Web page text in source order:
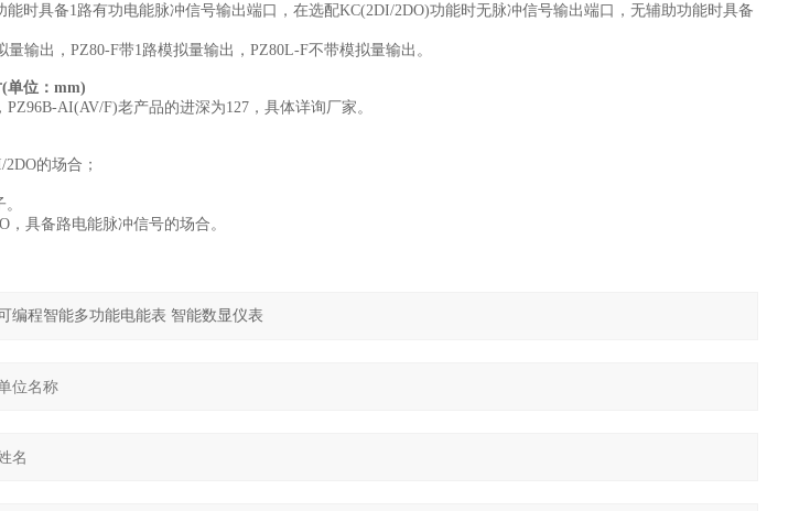
时具备1路有功电能脉冲信号输出端口，在选配KC(2DI/2DO)功能时无脉冲信号输出端口，无辅助功能时具备
输出，PZ80-F带1路模拟量输出，PZ80L-F不带模拟量输出。
单位：mm)
PZ96B-AI(AV/F)老产品的进深为127，具体详询厂家。
的场合；
具备路电能脉冲信号的场合。